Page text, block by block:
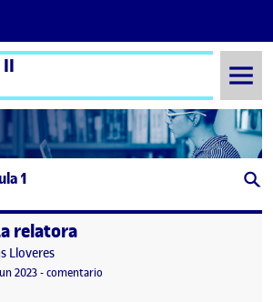
II
1
relatora
Lloveres
de publicación
2023-comentario